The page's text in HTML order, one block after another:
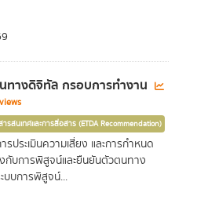
างดิจิทัล กรอบการทำงาน
รสนเทศและการสื่อสาร (ETDA Recommendation)
ประเมินความเสี่ยง และการกำหนด
กับการพิสูจน์และยืนยันตัวตนทาง
บบการพิสูจน์...